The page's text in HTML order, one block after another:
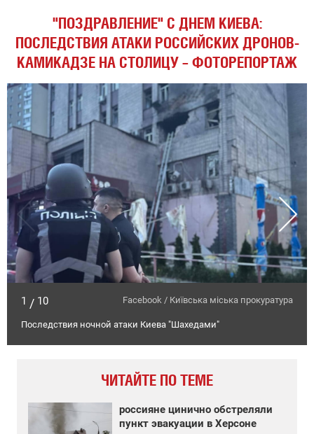
"ПОЗДРАВЛЕНИЕ" С ДНЕМ КИЕВА:
ПОСЛЕДСТВИЯ АТАКИ РОССИЙСКИХ ДРОНОВ-
КАМИКАДЗЕ НА СТОЛИЦУ – ФОТОРЕПОРТАЖ
1 / 10 Facebook / Київська міська прокуратура
Последствия ночной атаки Киева "Шахедами"
ЧИТАЙТЕ ПО ТЕМЕ
россияне цинично обстреляли
пункт эвакуации в Херсоне